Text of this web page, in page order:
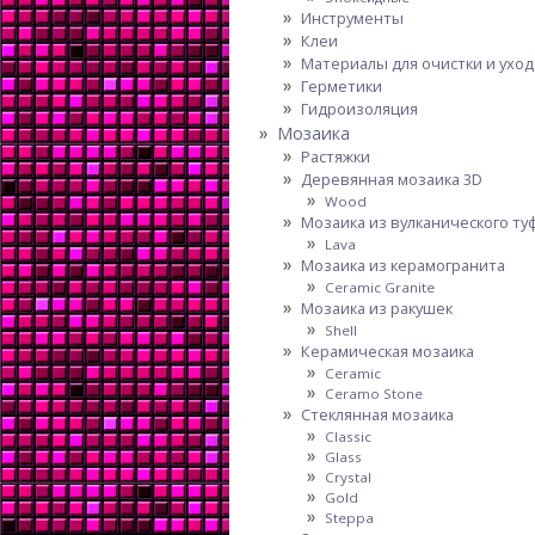
Инструменты
Клеи
Материалы для очистки и
Герметики
Гидроизоляция
Мозаика
Растяжки
Деревянная мозаика 3D
Wood
Мозаика из вулканического
Lava
Мозаика из керамогранита
Ceramic Granite
Мозаика из ракушек
Shell
Керамическая мозаика
Ceramic
Ceramo Stone
Стеклянная мозаика
Classic
Glass
Crystal
Gold
Steppa